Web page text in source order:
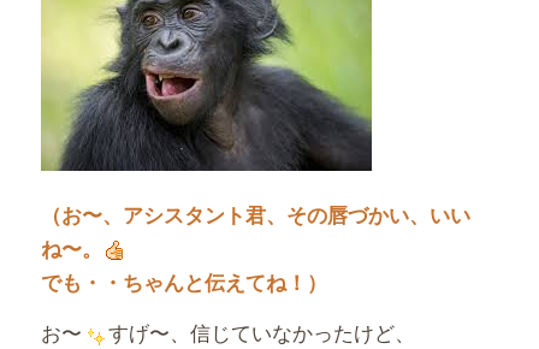
（お〜、アシスタント君、その唇づかい、いい
ね〜。
でも・・ちゃんと伝えてね！）
お〜
すげ〜、信じていなかったけど、